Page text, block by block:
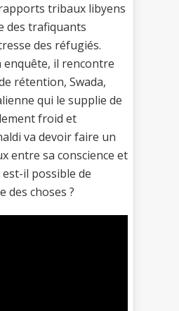
tribaux libyens
des trafiquants
des réfugiés.
enquête, il rencontre
rétention, Swada,
qui le supplie de
froid et
va devoir faire un
entre sa conscience et
est-il possible de
des choses ?